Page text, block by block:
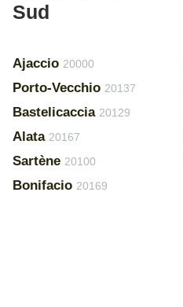
Sud
Ajaccio 20000
Porto-Vecchio 20137
Bastelicaccia 20129
Alata 20167
Sartène 20100
Bonifacio 20169